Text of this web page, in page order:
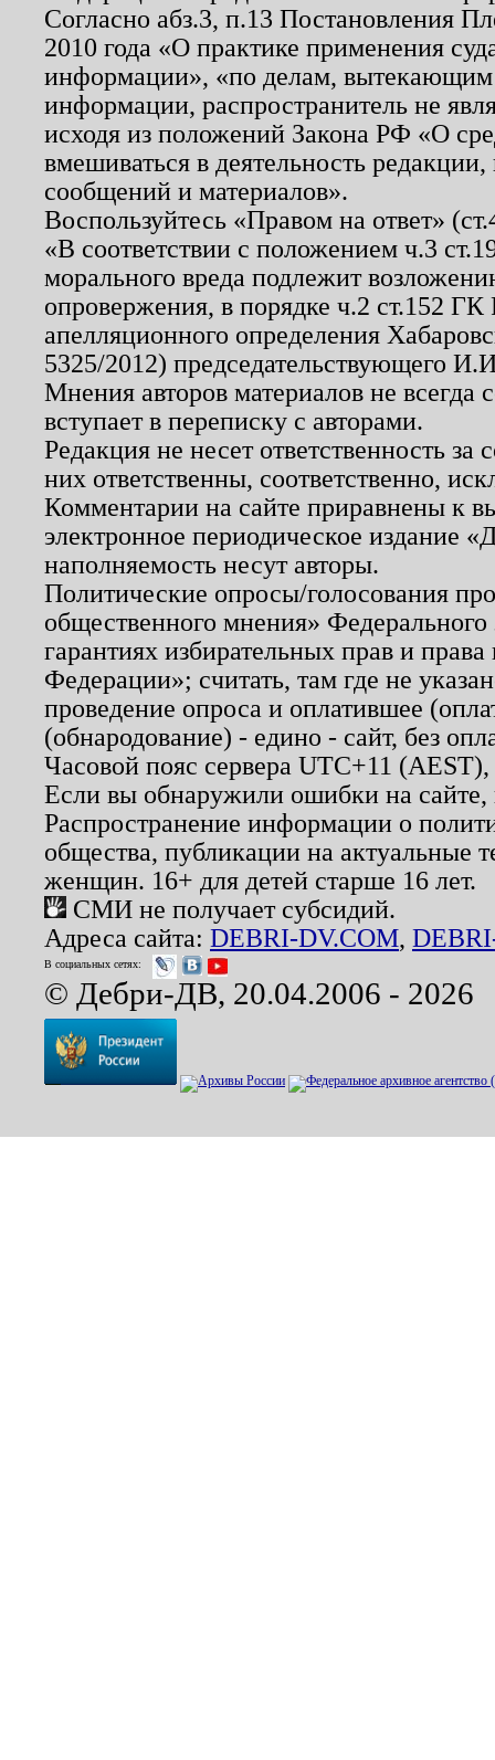
Согласно абз.3, п.13 Постановления
2010 года «О практике применения
информации», «по делам, вытекающим
информации, распространитель не
исходя из положений Закона РФ «О
вмешиваться в деятельность
сообщений и материалов».
Воспользуйтесь «Правом на ответ»
«В соответствии с положением ч.3
морального вреда подлежит
опровержения, в порядке ч.2 ст.152
апелляционного определения
5325/2012) председательствующего
Мнения авторов материалов не
вступает в переписку с авторами.
Редакция не несет ответственность
них ответственны, соответственно,
Комментарии на сайте приравнены к
электронное периодическое издание
наполняемость несут авторы.
Политические опросы/голосования
общественного мнения»
гарантиях избирательных прав и
Федерации»; считать, там где не
проведение опроса и оплатившее
(обнародование) - едино - сайт, без
Часовой пояс сервера UTC+11
Если вы обнаружили ошибки на
Распространение информации о
общества, публикации на актуальные
женщин. 16+ для детей старше 16 лет.
СМИ не получает субсидий.
Адреса сайта: DEBRI-DV.COM,
В социальных сетях:
© Дебри-ДВ, 20.04.2006 - 2026